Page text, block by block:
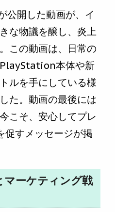
開した動画が、イ
な物議を醸し、炎上
この動画は、日常の
本体や新
ルを手にしている様
た。動画の最後には
こそ、安心してプレ
促すメッセージが掲
マーケティング戦